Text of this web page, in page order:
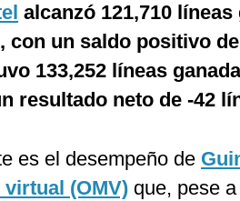
alcanzó 121,710 líneas
con un saldo positivo
133,252 líneas
resultado neto de -42
es el desempeño de
(OMV) que, pese